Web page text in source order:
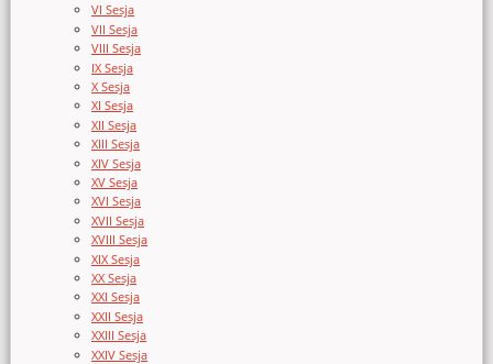
VI Sesja
VII Sesja
VIII Sesja
IX Sesja
X Sesja
XI Sesja
XII Sesja
XIII Sesja
XIV Sesja
XV Sesja
XVI Sesja
XVII Sesja
XVIII Sesja
XIX Sesja
XX Sesja
XXI Sesja
XXII Sesja
XXIII Sesja
XXIV Sesja